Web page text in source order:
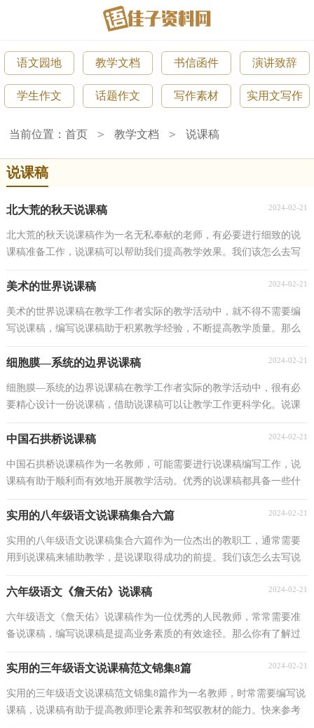
语文园地 教学文档 书信函件 演讲致辞
学生作文 话题作文 写作素材 实用文写作
当前位置：首页 > 教学文档 > 说课稿
说课稿
北大荒的秋天说课稿 2024-02-21
北大荒的秋天说课稿作为一名无私奉献的老师，有必要进行细致的说
课稿准备工作，说课稿可以帮助我们提高教学效果。我们该怎么去写
美术的世界说课稿 2024-02-21
美术的世界说课稿在教学工作者实际的教学活动中，就不得不需要编
写说课稿，编写说课稿助于积累教学经验，不断提高教学质量。那么
细胞膜—系统的边界说课稿 2024-02-21
细胞膜—系统的边界说课稿在教学工作者实际的教学活动中，很有必
要精心设计一份说课稿，借助说课稿可以让教学工作更科学化。说课
中国石拱桥说课稿 2024-02-21
中国石拱桥说课稿作为一名教师，可能需要进行说课稿编写工作，说
课稿有助于顺利而有效地开展教学活动。优秀的说课稿都具备一些什
实用的八年级语文说课稿集合六篇 2024-02-21
实用的八年级语文说课稿集合六篇作为一位杰出的教职工，通常需要
用到说课稿来辅助教学，是说课取得成功的前提。我们该怎么去写说
六年级语文《詹天佑》说课稿 2024-02-21
六年级语文《詹天佑》说课稿作为一位优秀的人民教师，常常需要准
备说课稿，编写说课稿是提高业务素质的有效途径。那么你有了解过
实用的三年级语文说课稿范文锦集8篇 2024-02-21
实用的三年级语文说课稿范文锦集8篇作为一名教师，时常需要编写说
课稿，说课稿有助于提高教师理论素养和驾驭教材的能力。快来参考